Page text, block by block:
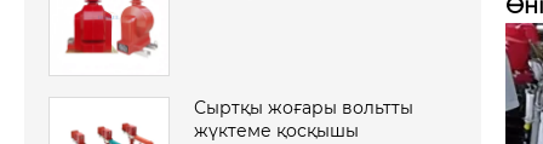
Сыртқы жоғары вольтты
жүктеме қосқышы